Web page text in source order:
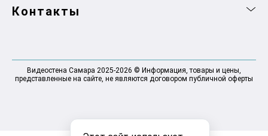
Контакты
Видеостена Самара 2025-2026 © Информация, товары и цены,
представленные на сайте, не являются договором публичной оферты